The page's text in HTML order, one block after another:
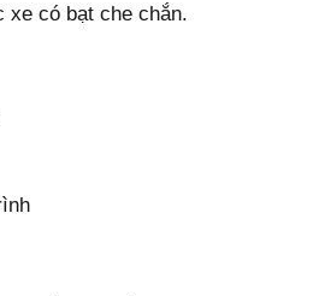
có bạt che chắn.